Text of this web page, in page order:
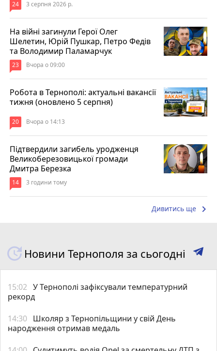
24 3 серпня 2026 р.
На війні загинули Герої Олег
Шелетин, Юрій Пушкар, Петро Федів
та Володимир Паламарчук
23 Вчора о 09:00
Робота в Тернополі: актуальні вакансії
тижня (оновлено 5 серпня)
20 Вчора о 14:13
Підтвердили загибель уродженця
Великоберезовицької громади
Дмитра Березка
14 3 години тому
Дивитись ще keyboard_arrow_right
Новини Тернополя за сьогодні
15:02 У Тернополі зафіксували температурний
рекорд
14:30 Школяр з Тернопільщини у свій День
народження отримав медаль